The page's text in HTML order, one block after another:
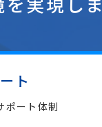
ト
ポート体制